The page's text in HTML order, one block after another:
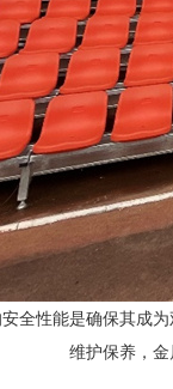
全性能是确保其成
维护保养，